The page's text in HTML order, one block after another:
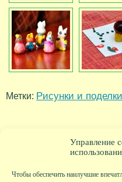
Управление
Чтобы обеспечить наилучшие
Метки: Рисунки и поделки